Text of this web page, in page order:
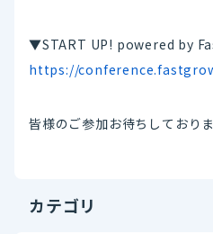
▼START UP! powered by
https://
皆様のご参加お待ちしておりま
カテゴリ